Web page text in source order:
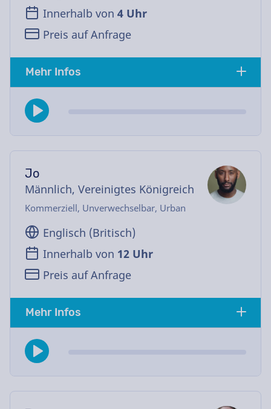
Innerhalb von 4 Uhr
Preis auf Anfrage
Mehr Infos
Jo
Männlich, Vereinigtes Königreich
Kommerziell, Unverwechselbar, Urban
Englisch (Britisch)
Innerhalb von 12 Uhr
Preis auf Anfrage
Mehr Infos